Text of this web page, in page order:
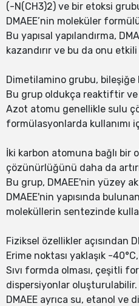
(-N(CH3)2) ve bir etoksi
DMAEE’nin moleküler
Bu yapısal yapılandırma,
kazandırır ve bu da onu
Dimetilamino grubu, bileşiğe
Bu grup oldukça reaktiftir ve
Azot atomu genellikle sulu
formülasyonlarda kullanımı
İki karbon atomuna bağlı
çözünürlüğünü daha da
Bu grup, DMAEE'nin yüzey
DMAEE'nin yapısında
moleküllerin sentezinde
Fiziksel özellikler açısından
Erime noktası yaklaşık -
Sıvı formda olması, çeşitli
dispersiyonlar oluşturulabilir.
DMAEE ayrıca su, etanol